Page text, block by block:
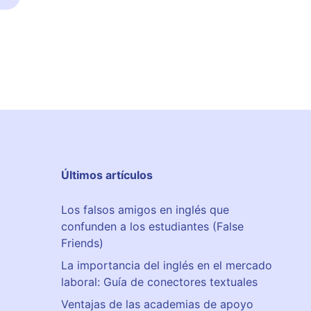
Últimos artículos
Los falsos amigos en inglés que
confunden a los estudiantes (False
Friends)
La importancia del inglés en el mercado
laboral: Guía de conectores textuales
Ventajas de las academias de apoyo